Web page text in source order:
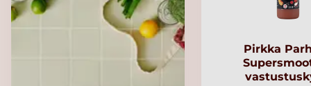
Pirkka